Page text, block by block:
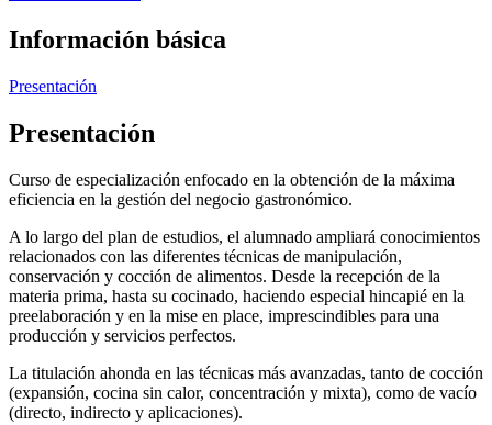
Información básica
Presentación
Presentación
Curso de especialización enfocado en la obtención de la máxima
eficiencia en la gestión del negocio gastronómico.
A lo largo del plan de estudios, el alumnado ampliará conocimientos
relacionados con las diferentes técnicas de manipulación,
conservación y cocción de alimentos. Desde la recepción de la
materia prima, hasta su cocinado, haciendo especial hincapié en la
preelaboración y en la mise en place, imprescindibles para una
producción y servicios perfectos.
La titulación ahonda en las técnicas más avanzadas, tanto de cocción
(expansión, cocina sin calor, concentración y mixta), como de vacío
(directo, indirecto y aplicaciones).